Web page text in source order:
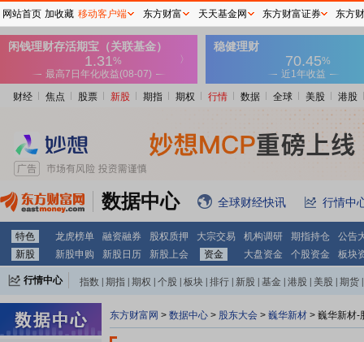
财经 焦点 股票 新股 期指 期权 行情 数据 全球 美股 港股
数据中心 全球财经快讯 行情中
特色 龙虎榜单 融资融券 股权质押 大宗交易 机构调研 期指持仓
公告
新股
新股申购 新股日历 新股上会 资金 大盘资金 个股资金 板块
行情中心 指数 期指 期权 个股 板块 排行 新股 基金 港股 美股 期货
东方财富网 > 数据中心 > 股东大会 > 巍华新材 > 巍华新材-
网站首页 加收藏 移动客户端 东方财富 天天基金网 东方财富证券 东方